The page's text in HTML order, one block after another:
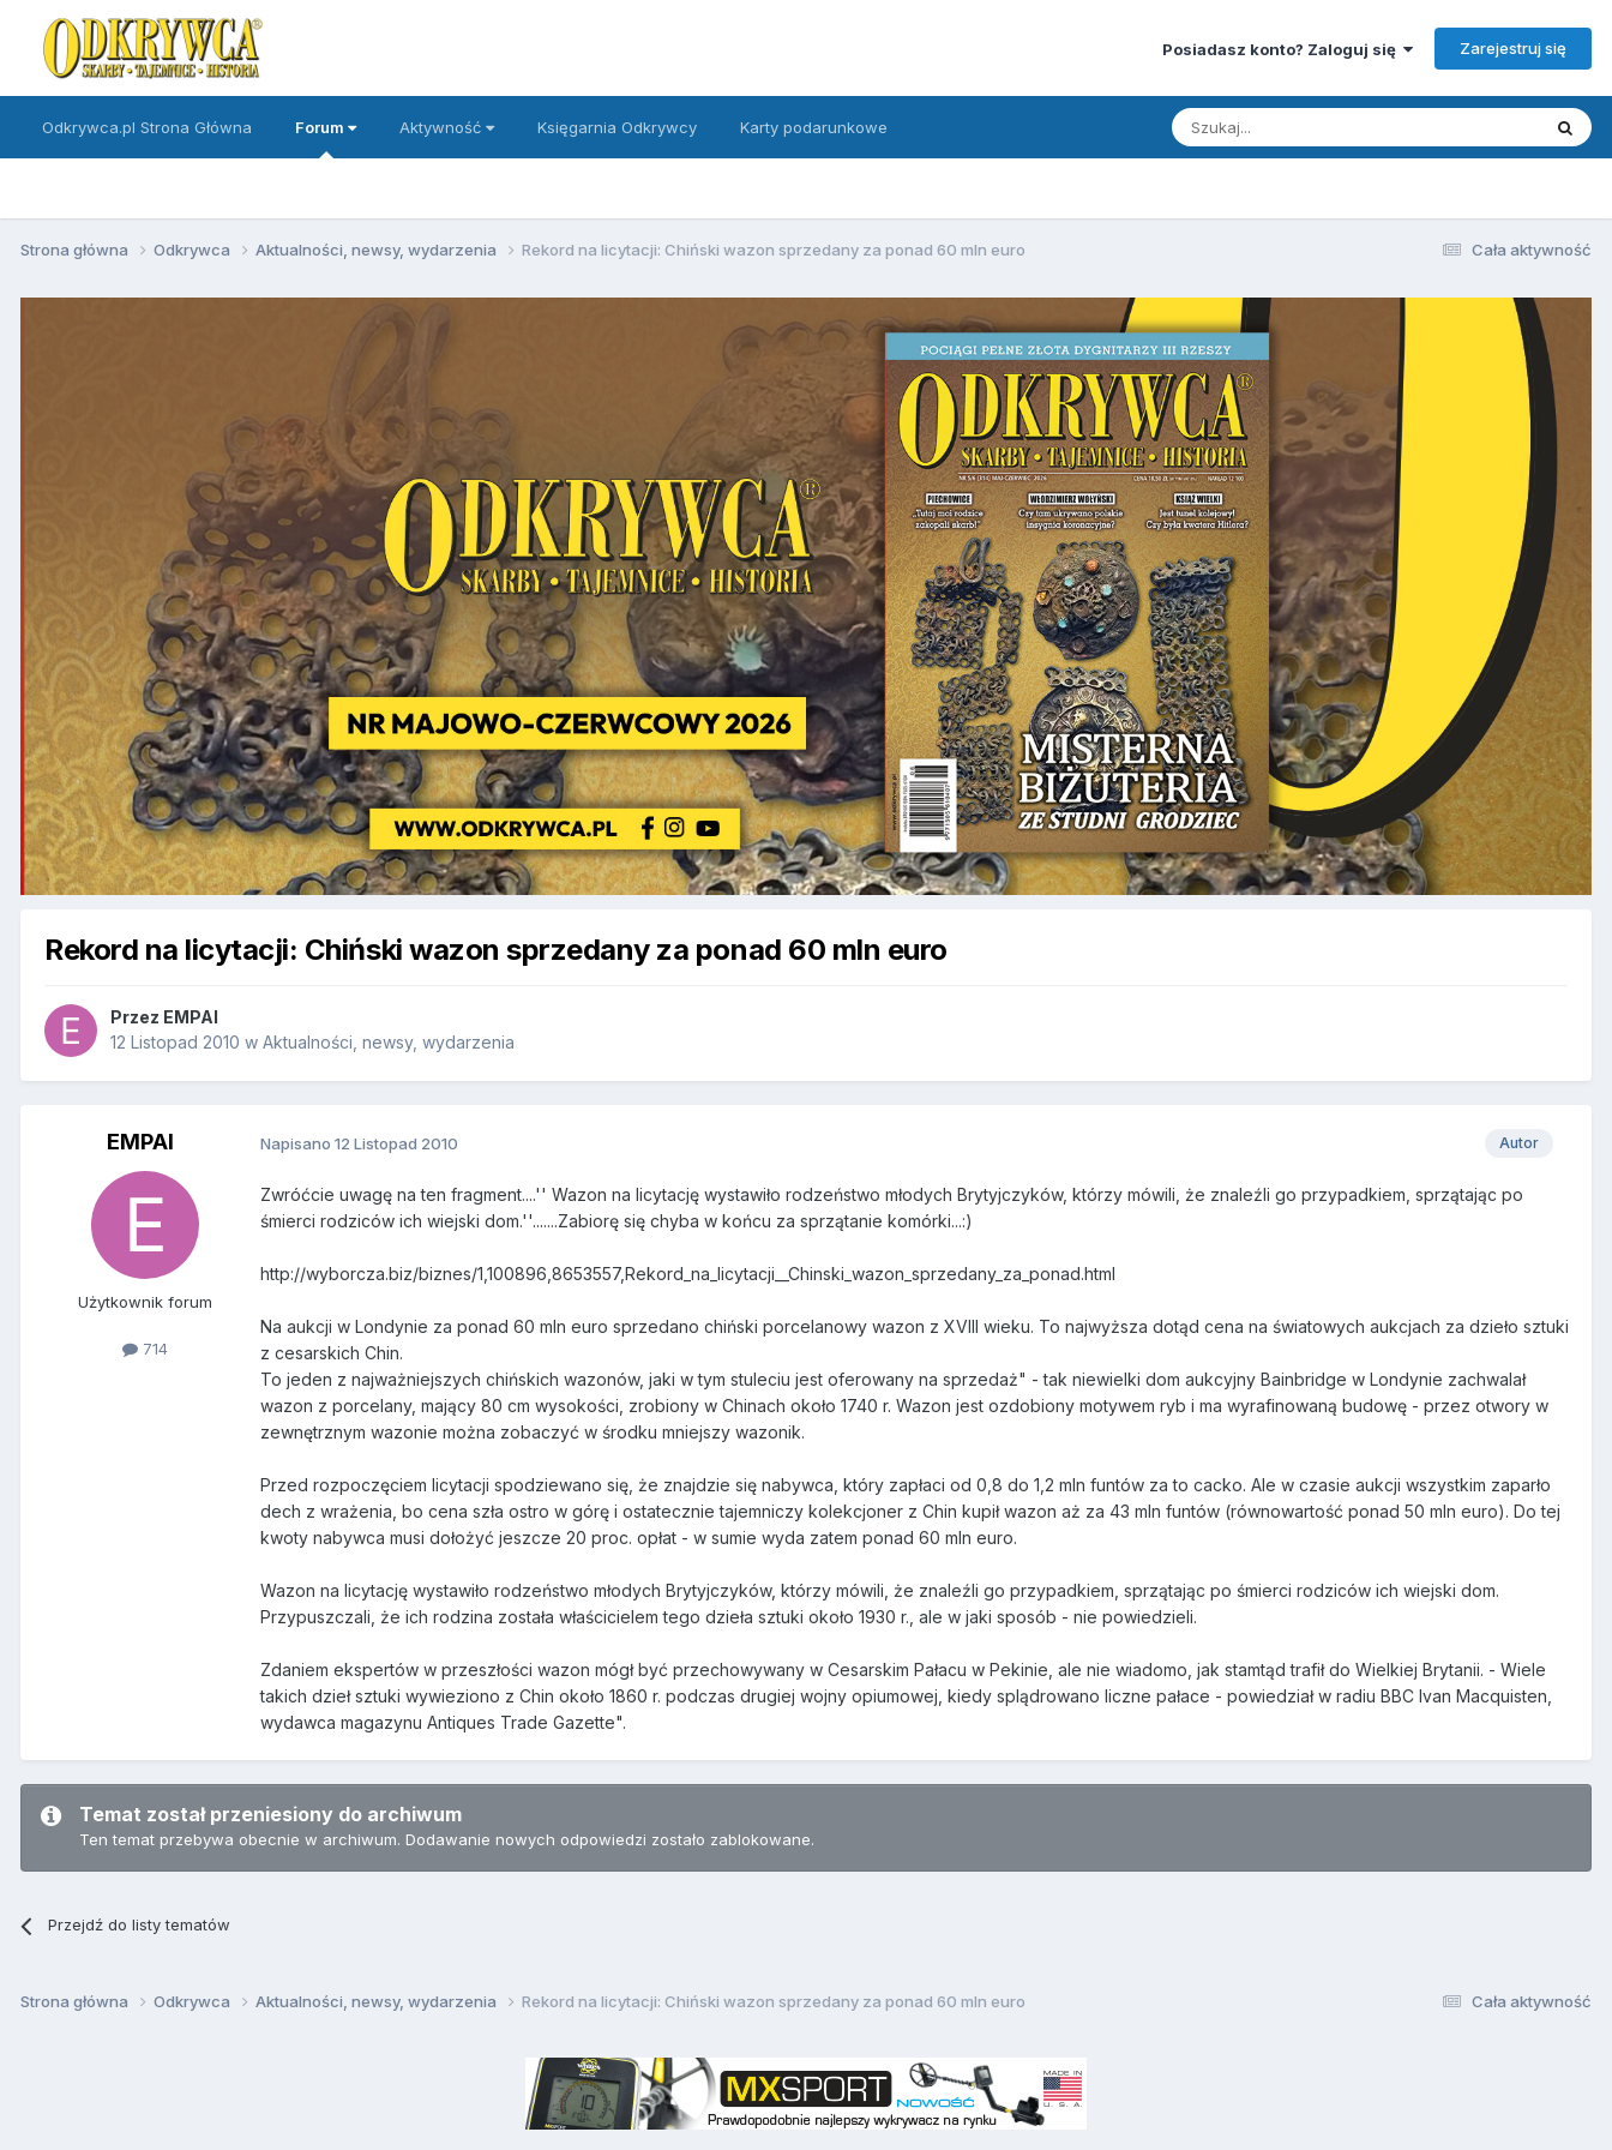
Posiadasz konto? Zaloguj się Zarejestruj się
Odkrywca.pl Strona Główna Forum Aktywność Księgarnia Odkrywcy Karty podarunkowe
Cała aktywność
Strona główna Odkrywca Aktualności, newsy, wydarzenia Rekord na licytacji: Chiński wazon sprzedany za ponad 60 mln euro
Rekord na licytacji: Chiński wazon sprzedany za ponad 60 mln euro
Przez EMPAI
12 Listopad 2010 w Aktualności, newsy, wydarzenia
EMPAI
Użytkownik forum
714
Autor
Napisano 12 Listopad 2010
Zwróćcie uwagę na ten fragment....'' Wazon na licytację wystawiło rodzeństwo młodych Brytyjczyków, którzy mówili, że znaleźli go przypadkiem, sprzątając po
śmierci rodziców ich wiejski dom.''.......Zabiorę się chyba w końcu za sprzątanie komórki...:)
http://wyborcza.biz/biznes/1,100896,8653557,Rekord_na_licytacji__Chinski_wazon_sprzedany_za_ponad.html
Na aukcji w Londynie za ponad 60 mln euro sprzedano chiński porcelanowy wazon z XVIII wieku. To najwyższa dotąd cena na światowych aukcjach za dzieło sztuki
z cesarskich Chin.
To jeden z najważniejszych chińskich wazonów, jaki w tym stuleciu jest oferowany na sprzedaż" - tak niewielki dom aukcyjny Bainbridge w Londynie zachwalał
wazon z porcelany, mający 80 cm wysokości, zrobiony w Chinach około 1740 r. Wazon jest ozdobiony motywem ryb i ma wyrafinowaną budowę - przez otwory w
zewnętrznym wazonie można zobaczyć w środku mniejszy wazonik.
Przed rozpoczęciem licytacji spodziewano się, że znajdzie się nabywca, który zapłaci od 0,8 do 1,2 mln funtów za to cacko. Ale w czasie aukcji wszystkim zaparło
dech z wrażenia, bo cena szła ostro w górę i ostatecznie tajemniczy kolekcjoner z Chin kupił wazon aż za 43 mln funtów (równowartość ponad 50 mln euro). Do tej
kwoty nabywca musi dołożyć jeszcze 20 proc. opłat - w sumie wyda zatem ponad 60 mln euro.
Wazon na licytację wystawiło rodzeństwo młodych Brytyjczyków, którzy mówili, że znaleźli go przypadkiem, sprzątając po śmierci rodziców ich wiejski dom.
Przypuszczali, że ich rodzina została właścicielem tego dzieła sztuki około 1930 r., ale w jaki sposób - nie powiedzieli.
Zdaniem ekspertów w przeszłości wazon mógł być przechowywany w Cesarskim Pałacu w Pekinie, ale nie wiadomo, jak stamtąd trafił do Wielkiej Brytanii. - Wiele
takich dzieł sztuki wywieziono z Chin około 1860 r. podczas drugiej wojny opiumowej, kiedy splądrowano liczne pałace - powiedział w radiu BBC Ivan Macquisten,
wydawca magazynu Antiques Trade Gazette".
Temat został przeniesiony do archiwum
Ten temat przebywa obecnie w archiwum. Dodawanie nowych odpowiedzi zostało zablokowane.
Przejdź do listy tematów
Cała aktywność
Strona główna Odkrywca Aktualności, newsy, wydarzenia Rekord na licytacji: Chiński wazon sprzedany za ponad 60 mln euro